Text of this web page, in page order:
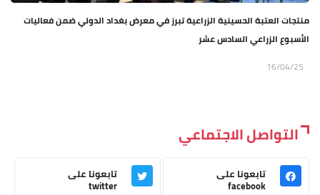
منتجات العتبة الحسينية الزراعية تبرز في معرض بغداد الدولي ضمن فعاليات
الأسبوع الزراعي السادس عشر
16/04/25
التواصل الاجتماعي
تابعونا على
facebook
تابعونا على
twitter